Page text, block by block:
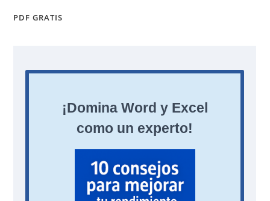
PDF GRATIS